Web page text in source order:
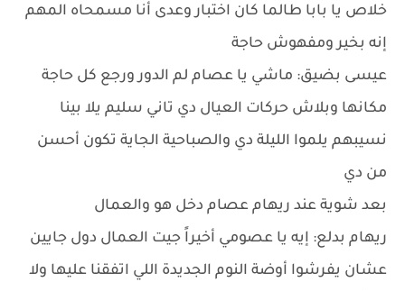
خلاص يا بابا طالما كان اختبار وعدى أنا مسمحاه المهم
إنه بخير ومفهوش حاجة
عيسى بضيق: ماشي يا عصام لم الدور ورجع كل حاجة
مكانها وبلاش حركات العيال دي تاني سليم يلا بينا
نسيبهم يلموا الليلة دي والصباحية الجاية تكون أحسن
من دي
بعد شوية عند ريهام عصام دخل هو والعمال
ريهام بدلع: إيه يا عصومي أخيراً جيت العمال دول جايين
عشان يفرشوا أوضة النوم الجديدة اللي اتفقنا عليها ولا